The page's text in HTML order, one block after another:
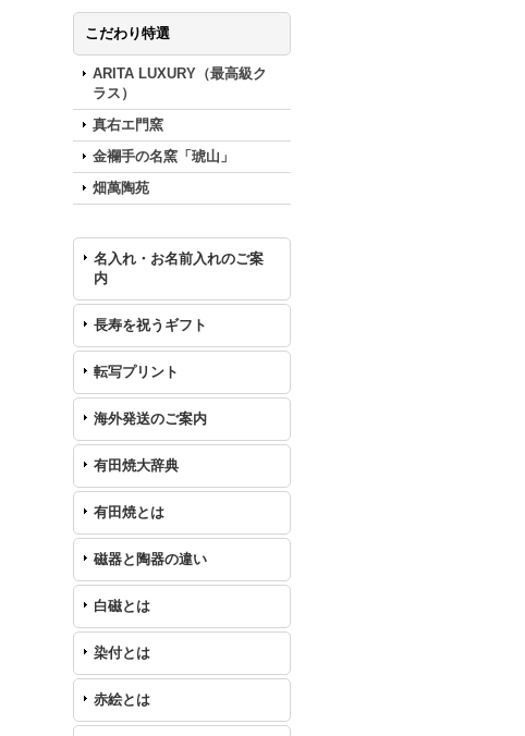
こだわり特選
ARITA LUXURY（最高級ク
ラス）
真右エ門窯
金襴手の名窯「琥山」
畑萬陶苑
名入れ・お名前入れのご案
内
長寿を祝うギフト
転写プリント
海外発送のご案内
有田焼大辞典
有田焼とは
磁器と陶器の違い
白磁とは
染付とは
赤絵とは